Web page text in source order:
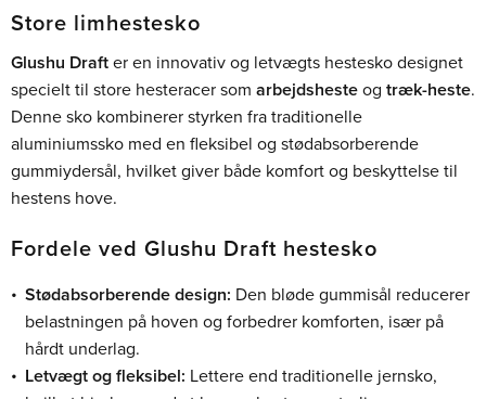
Store limhestesko
Glushu Draft er en innovativ og letvægts hestesko designet
specielt til store hesteracer som arbejdsheste og træk-heste.
Denne sko kombinerer styrken fra traditionelle
aluminiumssko med en fleksibel og stødabsorberende
gummiydersål, hvilket giver både komfort og beskyttelse til
hestens hove.
Fordele ved Glushu Draft hestesko
Stødabsorberende design: Den bløde gummisål reducerer
belastningen på hoven og forbedrer komforten, især på
hårdt underlag.
Letvægt og fleksibel: Lettere end traditionelle jernsko,